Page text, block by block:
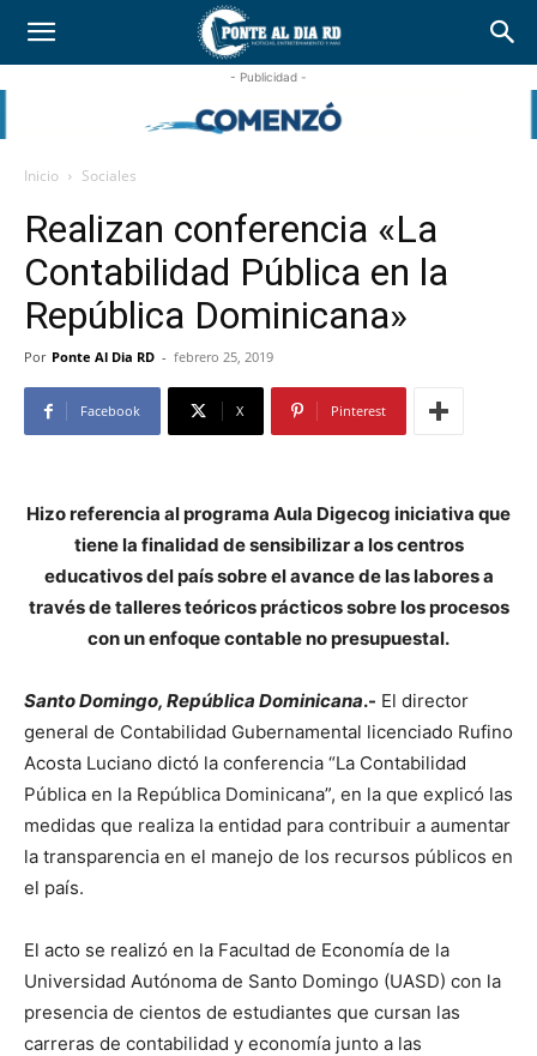
- Publicidad -
Inicio Sociales
Realizan conferencia «La
Contabilidad Pública en la
República Dominicana»
Por Ponte Al Dia RD - febrero 25, 2019
Facebook X Pinterest
Hizo referencia al programa Aula Digecog iniciativa que
tiene la finalidad de sensibilizar a los centros
educativos del país sobre el avance de las labores a
través de talleres teóricos prácticos sobre los procesos
con un enfoque contable no presupuestal.
Santo Domingo, República Dominicana.- El director
general de Contabilidad Gubernamental licenciado Rufino
Acosta Luciano dictó la conferencia “La Contabilidad
Pública en la República Dominicana”, en la que explicó las
medidas que realiza la entidad para contribuir a aumentar
la transparencia en el manejo de los recursos públicos en
el país.
El acto se realizó en la Facultad de Economía de la
Universidad Autónoma de Santo Domingo (UASD) con la
presencia de cientos de estudiantes que cursan las
carreras de contabilidad y economía junto a las